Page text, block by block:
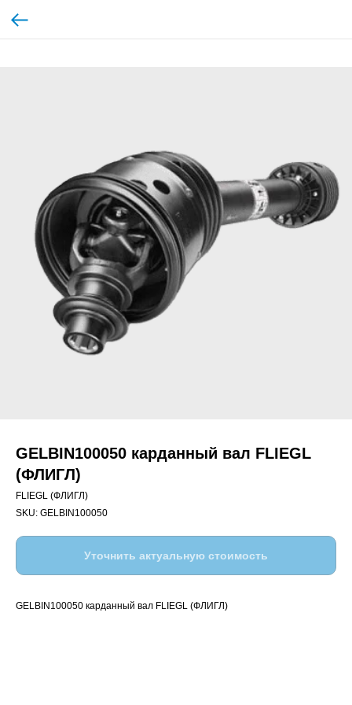
GELBIN100050 карданный вал FLIEGL
(ФЛИГЛ)
FLIEGL (ФЛИГЛ)
SKU: GELBIN100050
Уточнить актуальную стоимость
GELBIN100050 карданный вал FLIEGL (ФЛИГЛ)